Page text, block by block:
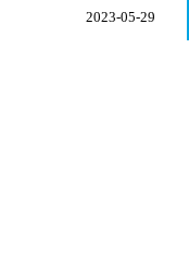
2023-05-29